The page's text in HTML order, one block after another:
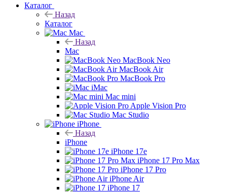
Каталог
Назад
Каталог
Mac
Назад
Mac
MacBook Neo
MacBook Air
MacBook Pro
iMac
Mac mini
Apple Vision Pro
Mac Studio
iPhone
Назад
iPhone
iPhone 17e
iPhone 17 Pro Max
iPhone 17 Pro
iPhone Air
iPhone 17